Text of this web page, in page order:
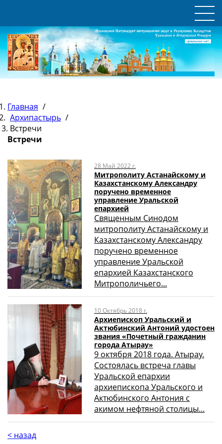
Главная /
Архипастырь /
Встречи
Встречи
28 Май 2022 г.
Митрополиту Астанайскому и
Казахстанскому Александру
поручено временное
управление Уральской
епархией
Священным Синодом
митрополиту Астанайскому и
Казахстанскому Александру
поручено временное
управление Уральской
епархией Казахстанского
Митрополичьего...
10 Октябрь 2018 г.
Архиепископ Уральский и
Актюбинский Антоний удостоен
звания «Почетный гражданин
города Атырау»
9 октября 2018 года. Атырау.
Состоялась встреча главы
Уральской епархии
архиепископа Уральского и
Актюбинского Антония с
акимом нефтяной столицы...
< назад